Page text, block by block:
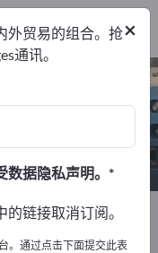
供应商
1
制造商7
经销商1
插拔连接器
×
外贸易的组合。抢
通讯。
据隐私声明。
链接取消订阅。
。通过点击下面提交此表